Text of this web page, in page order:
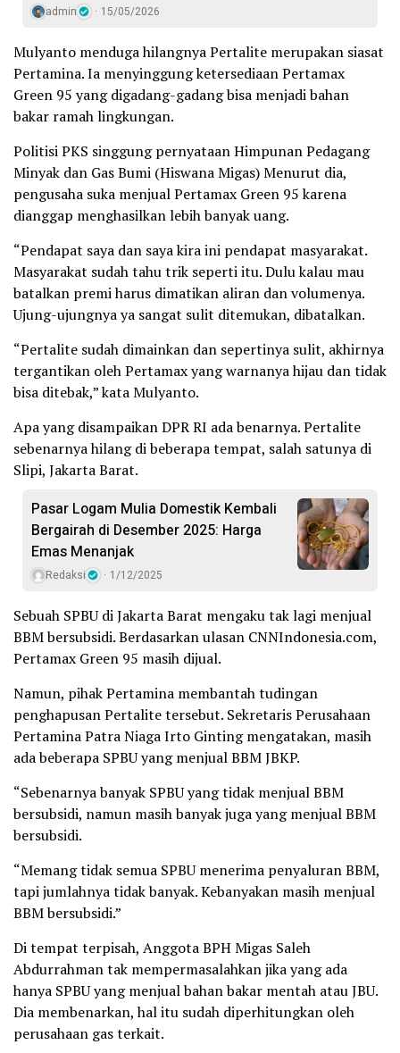
admin 15/05/2026
Mulyanto menduga hilangnya Pertalite merupakan siasat
Pertamina. Ia menyinggung ketersediaan Pertamax
Green 95 yang digadang-gadang bisa menjadi bahan
bakar ramah lingkungan.
Politisi PKS singgung pernyataan Himpunan Pedagang
Minyak dan Gas Bumi (Hiswana Migas) Menurut dia,
pengusaha suka menjual Pertamax Green 95 karena
dianggap menghasilkan lebih banyak uang.
“Pendapat saya dan saya kira ini pendapat masyarakat.
Masyarakat sudah tahu trik seperti itu. Dulu kalau mau
batalkan premi harus dimatikan aliran dan volumenya.
Ujung-ujungnya ya sangat sulit ditemukan, dibatalkan.
“Pertalite sudah dimainkan dan sepertinya sulit, akhirnya
tergantikan oleh Pertamax yang warnanya hijau dan tidak
bisa ditebak,” kata Mulyanto.
Apa yang disampaikan DPR RI ada benarnya. Pertalite
sebenarnya hilang di beberapa tempat, salah satunya di
Slipi, Jakarta Barat.
Pasar Logam Mulia Domestik Kembali
Bergairah di Desember 2025: Harga
Emas Menanjak
Redaksi 1/12/2025
Sebuah SPBU di Jakarta Barat mengaku tak lagi menjual
BBM bersubsidi. Berdasarkan ulasan CNNIndonesia.com,
Pertamax Green 95 masih dijual.
Namun, pihak Pertamina membantah tudingan
penghapusan Pertalite tersebut. Sekretaris Perusahaan
Pertamina Patra Niaga Irto Ginting mengatakan, masih
ada beberapa SPBU yang menjual BBM JBKP.
“Sebenarnya banyak SPBU yang tidak menjual BBM
bersubsidi, namun masih banyak juga yang menjual BBM
bersubsidi.
“Memang tidak semua SPBU menerima penyaluran BBM,
tapi jumlahnya tidak banyak. Kebanyakan masih menjual
BBM bersubsidi.”
Di tempat terpisah, Anggota BPH Migas Saleh
Abdurrahman tak mempermasalahkan jika yang ada
hanya SPBU yang menjual bahan bakar mentah atau JBU.
Dia membenarkan, hal itu sudah diperhitungkan oleh
perusahaan gas terkait.